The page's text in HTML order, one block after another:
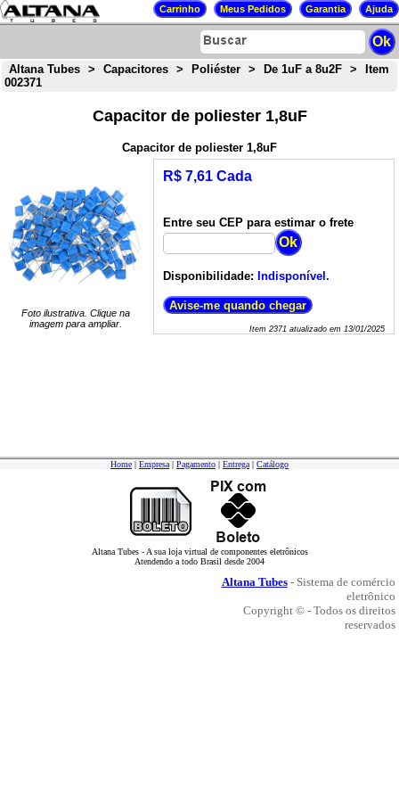
Altana Tubes > Capacitores > Poliéster > De 1uF a 8u2F >
Item
002371
Capacitor de poliester 1,8uF
Capacitor de poliester 1,8uF
Foto ilustrativa. Clique na
imagem para ampliar.
R$ 7,61 Cada
Entre seu CEP para estimar o frete
Disponibilidade: Indisponível.
Item 2371atualizado em 13/01/2025
Home | Empresa | Pagamento | Entrega | Catálogo
Altana Tubes - A sua loja virtual de componentes eletrônicos
Atendendo a todo Brasil desde 2004
Altana Tubes- Sistema de comércio
eletrônico
Copyright © - Todos os direitos
reservados